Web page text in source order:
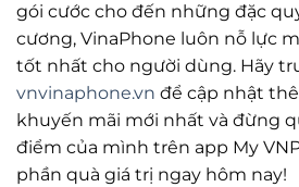
gói cước cho đến những đặc
cương, VinaPhone luôn nỗ lực
tốt nhất cho người dùng. Hãy
vnvinaphone.vn để cập nhật
khuyến mãi mới nhất và đừng
điểm của mình trên app My
phần quà giá trị ngay hôm nay!